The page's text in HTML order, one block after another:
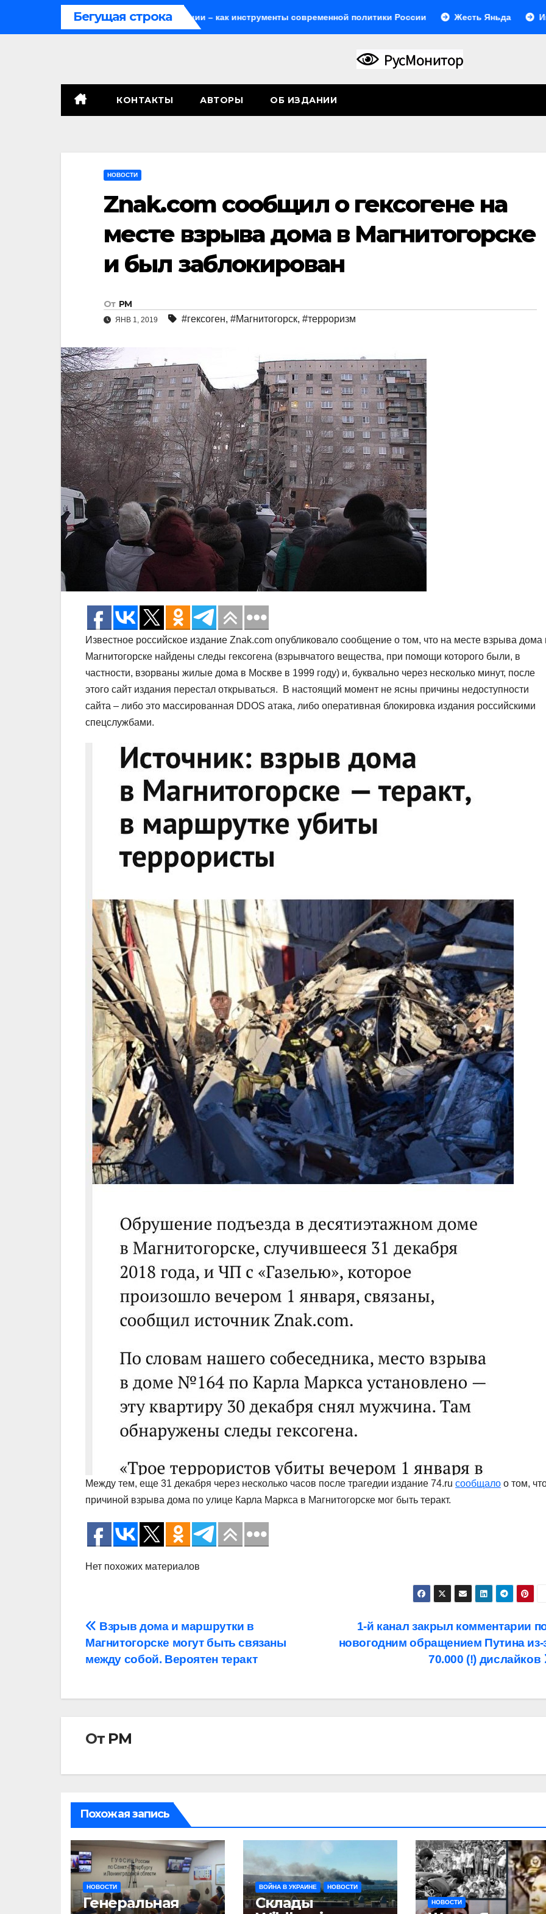
Бегущая строка
Мародёрство и провокации – как инструменты современной политики России Жесть Яньда Иногда они
КОНТАКТЫ АВТОРЫ ОБ ИЗДАНИИ
НОВОСТИ
Znak.com сообщил о гексогене на
месте взрыва дома в Магнитогорске
и был заблокирован
От РМ
ЯНВ 1, 2019 #гексоген, #Магнитогорск, #терроризм
Известное российское издание Znak.com опубликовало сообщение о том, что на месте взрыва дома
Магнитогорске найдены следы гексогена (взрывчатого вещества, при помощи которого были, в
частности, взорваны жилые дома в Москве в 1999 году) и, буквально через несколько минут, после
этого сайт издания перестал открываться. В настоящий момент не ясны причины недоступности
сайта – либо это массированная DDOS атака, либо оперативная блокировка издания российскими
спецслужбами.
Между тем, еще 31 декабря через несколько часов после трагедии издание 74.ru сообщало о том,
причиной взрыва дома по улице Карла Маркса в Магнитогорске мог быть теракт.
Нет похожих материалов
Навигация
по
1-й канал закрыл комментарии
новогодним обращением Путина из-
70.000 (!) дислайков
Взрыв дома и маршрутки в
Магнитогорске могут быть связаны
между собой. Вероятен теракт
От РМ
Похожая запись
НОВОСТИ
Генеральная
ВОЙНА В УКРАИНЕ НОВОСТИ
Склады
НОВОСТИ